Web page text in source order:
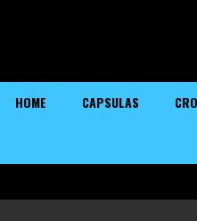
HOME CAPSULAS